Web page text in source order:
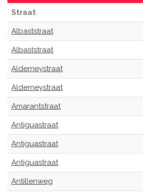
Straat
Albaststraat
Albaststraat
Alderneystraat
Alderneystraat
Amarantstraat
Antiguastraat
Antiguastraat
Antiguastraat
Antillenweg